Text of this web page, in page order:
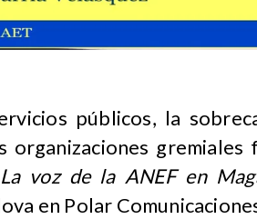
públicos, la
gremiales
La voz de la ANEF en
en Polar